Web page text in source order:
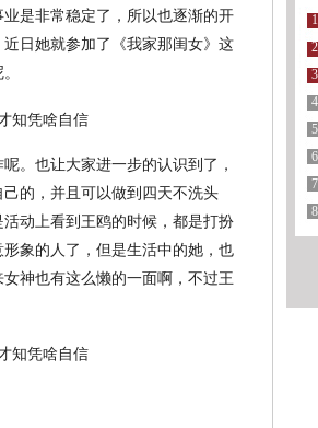
是非常稳定了，所以也逐渐的开
日她就参加了《我家那闺女》这
。也让大家进一步的认识到了，
的，并且可以做到四天不洗头
动上看到王鸥的时候，都是打扮
象的人了，但是生活中的她，也
神也有这么懒的一面啊，不过王
1
2
3
4
5
6
7
8